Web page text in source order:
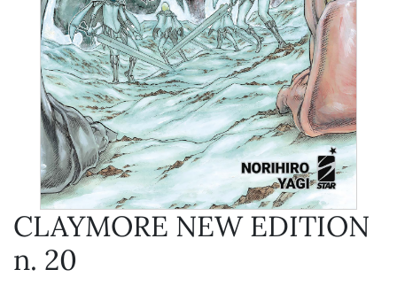
CLAYMORE NEW EDITION
n. 20